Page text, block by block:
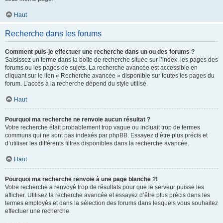
Haut
Recherche dans les forums
Comment puis-je effectuer une recherche dans un ou des forums ?
Saisissez un terme dans la boîte de recherche située sur l’index, les pages des
forums ou les pages de sujets. La recherche avancée est accessible en
cliquant sur le lien « Recherche avancée » disponible sur toutes les pages du
forum. L’accès à la recherche dépend du style utilisé.
Haut
Pourquoi ma recherche ne renvoie aucun résultat ?
Votre recherche était probablement trop vague ou incluait trop de termes
communs qui ne sont pas indexés par phpBB. Essayez d’être plus précis et
d’utiliser les différents filtres disponibles dans la recherche avancée.
Haut
Pourquoi ma recherche renvoie à une page blanche ?!
Votre recherche a renvoyé trop de résultats pour que le serveur puisse les
afficher. Utilisez la recherche avancée et essayez d’être plus précis dans les
termes employés et dans la sélection des forums dans lesquels vous souhaitez
effectuer une recherche.